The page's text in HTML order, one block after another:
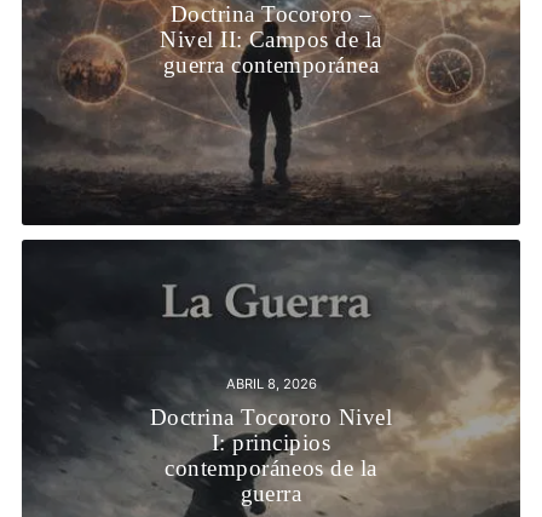
Doctrina Tocororo –
Nivel II: Campos de la
guerra contemporánea
ABRIL 8, 2026
Doctrina Tocororo Nivel
I: principios
contemporáneos de la
guerra